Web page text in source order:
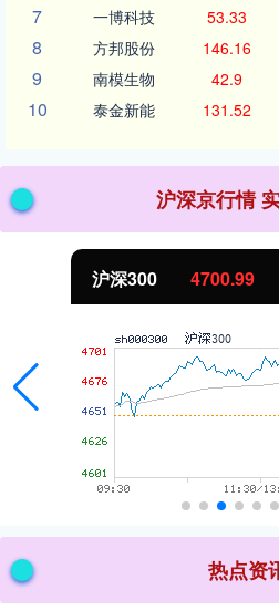
7 一博科技 53.33
8 方邦股份 146.16
9 南模生物 42.9
10 泰金新能 131.52
沪深京行情
北证50 1132.29
热点资